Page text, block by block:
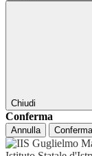
Chiudi
Conferma
Annulla Conferma